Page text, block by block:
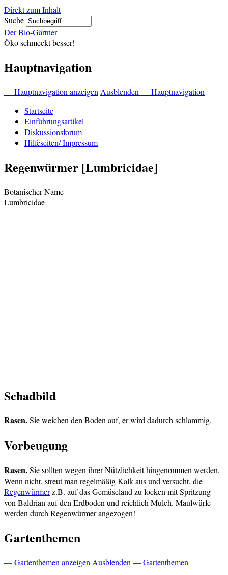
Direkt zum Inhalt
Suche
Der Bio-Gärtner
Öko schmeckt besser!
Hauptnavigation
— Hauptnavigation anzeigen Ausblenden — Hauptnavigation
Startseite
Einführungsartikel
Diskussionsforum
Hilfeseiten/ Impressum
Regenwürmer [Lumbricidae]
Botanischer Name
Lumbricidae
Schadbild
Rasen.Sie weichen den Boden auf, er wird dadurch schlammig.
Vorbeugung
Rasen.Sie sollten wegen ihrer Nützlichkeit hingenommen werden.
Wenn nicht, streut man regelmäßig Kalk aus und versucht, die
Regenwürmerz.B. auf das Gemüseland zu locken mit Spritzung
von Baldrian auf den Erdboden und reichlich Mulch. Maulwürfe
werden durch Regenwürmer angezogen!
Gartenthemen
— Gartenthemen anzeigen Ausblenden — Gartenthemen